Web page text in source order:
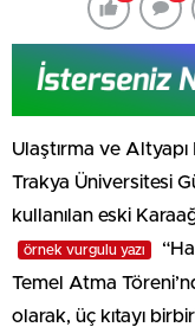
Ulaştırma ve
Trakya Üniversitesi
kullanılan eski
örnek vurgulu yazı
Temel Atma
olarak, üç kıtayı